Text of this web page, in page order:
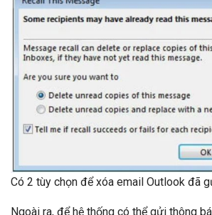
Có 2 tùy chọn để xóa email Outlook đã
Ngoài ra, để hệ thống có thể gửi thông